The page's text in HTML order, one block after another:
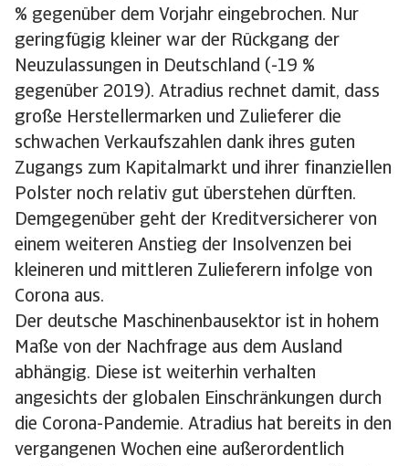
% gegenüber dem Vorjahr eingebrochen. Nur
geringfügig kleiner war der Rückgang der
Neuzulassungen in Deutschland (-19 %
gegenüber 2019). Atradius rechnet damit, dass
große Herstellermarken und Zulieferer die
schwachen Verkaufszahlen dank ihres guten
Zugangs zum Kapitalmarkt und ihrer finanziellen
Polster noch relativ gut überstehen dürften.
Demgegenüber geht der Kreditversicherer von
einem weiteren Anstieg der Insolvenzen bei
kleineren und mittleren Zulieferern infolge von
Corona aus.
Der deutsche Maschinenbausektor ist in hohem
Maße von der Nachfrage aus dem Ausland
abhängig. Diese ist weiterhin verhalten
angesichts der globalen Einschränkungen durch
die Corona-Pandemie. Atradius hat bereits in den
vergangenen Wochen eine außerordentlich